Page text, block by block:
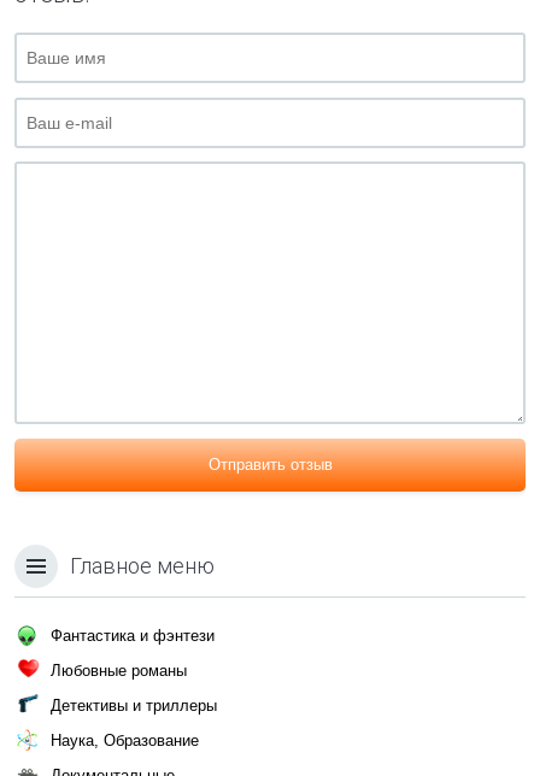
Отправить отзыв
Главное меню
Фантастика и фэнтези
Любовные романы
Детективы и триллеры
Наука, Образование